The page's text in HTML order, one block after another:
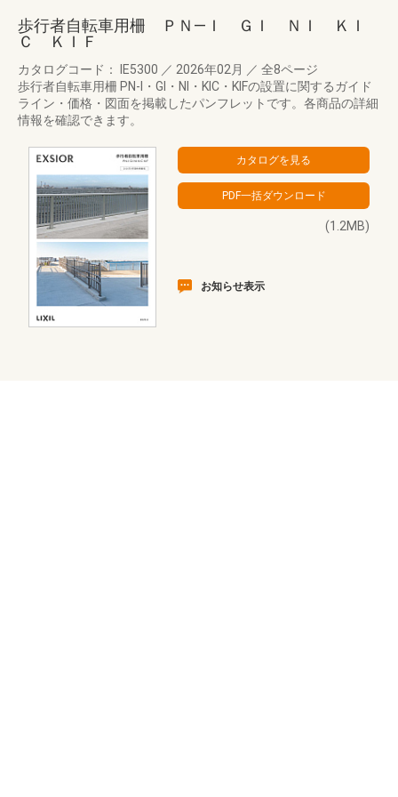
歩行者自転車用柵 ＰＮ―Ｉ ＧＩ ＮＩ ＫＩ
Ｃ ＫＩＦ
カタログコード： IE5300 ／ 2026年02月 ／ 全8ページ
歩行者自転車用柵 PN-I・GI・NI・KIC・KIFの設置に関するガイド
ライン・価格・図面を掲載したパンフレットです。各商品の詳細
情報を確認できます。
(1.2MB)
お知らせ表示